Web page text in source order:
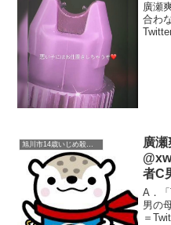
廣瀬
合わ
旭川市14歳いじめ殺人事件
廣
者C
A．
男の
＝